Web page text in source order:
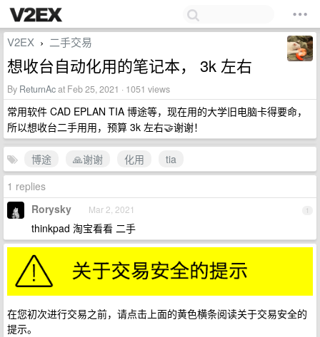
V2EX › 二手交易
想收台自动化用的笔记本， 3k 左右
By ReturnAcat Feb 25, 2021 · 1051 views
常用软件 CAD EPLAN TIA 博途等，现在用的大学旧电脑卡得要命，
所以想收台二手用用，预算 3k 左右🤝谢谢！
博途 🙏谢谢 化用
tia
1 replies
1
Rorysky Mar 2, 2021
thinkpad 淘宝看看 二手
在您初次进行交易之前，请点击上面的黄色横条阅读关于交易安全的
提示。